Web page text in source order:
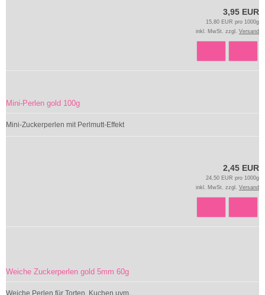
3,95 EUR
15,80 EUR pro 1000g
inkl. MwSt. zzgl. Versand
Mini-Perlen gold 100g
Mini-Zuckerperlen mit Perlmutt-Effekt
2,45 EUR
24,50 EUR pro 1000g
inkl. MwSt. zzgl. Versand
Weiche Zuckerperlen gold 5mm 60g
Weiche Perlen für Torten, Kuchen uvm.